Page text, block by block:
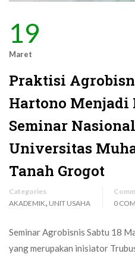
19
Maret
Praktisi
Hartono Menjadi
Seminar
Universitas
Tanah Grogot
Categories
AKADEMIK, UNIT USAHA
0
Seminar Agrobisnis Sabtu 18
yang merupakan inisiator